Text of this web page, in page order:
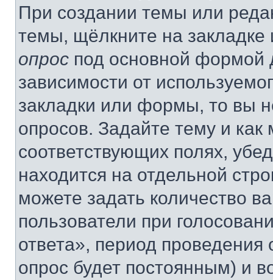
При создании темы или
темы, щёлкните на
опрос под основной формой
зависимости от
закладки или формы, то вы
опросов. Задайте тему и
соответствующих полях,
находится на отдельной
можете задать количество
пользователи при
ответа», период проведения
опрос будет постоянным) и